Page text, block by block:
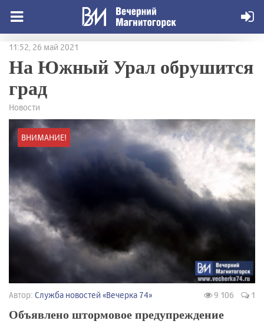
11:52, 26 май 2021
На Южный Урал обрушится
град
Новости
ВНИМАНИЕ!
Автор: Служба новостей «Вечерка 74» 9 106 1
Объявлено штормовое предупреждение